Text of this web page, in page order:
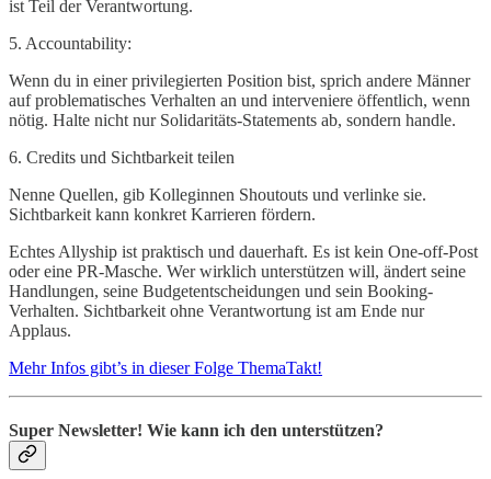
ist Teil der Verantwortung.
5. Accountability:
Wenn du in einer privilegierten Position bist, sprich andere Männer
auf problematisches Verhalten an und interveniere öffentlich, wenn
nötig. Halte nicht nur Solidaritäts-Statements ab, sondern handle.
6. Credits und Sichtbarkeit teilen
Nenne Quellen, gib Kolleginnen Shoutouts und verlinke sie.
Sichtbarkeit kann konkret Karrieren fördern.
Echtes Allyship ist praktisch und dauerhaft. Es ist kein One-off-Post
oder eine PR-Masche. Wer wirklich unterstützen will, ändert seine
Handlungen, seine Budgetentscheidungen und sein Booking-
Verhalten. Sichtbarkeit ohne Verantwortung ist am Ende nur
Applaus.
Mehr Infos gibt’s in dieser Folge ThemaTakt!
Super Newsletter! Wie kann ich den unterstützen?